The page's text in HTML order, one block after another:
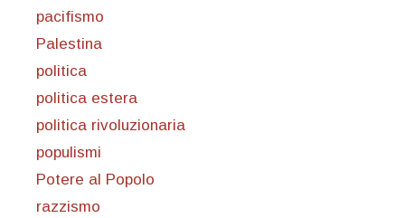
pacifismo
Palestina
politica
politica estera
politica rivoluzionaria
populismi
Potere al Popolo
razzismo